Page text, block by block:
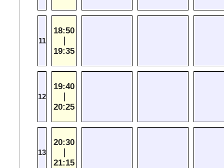
11
18:50
19:35
12
19:40
20:25
13
20:30
21:15